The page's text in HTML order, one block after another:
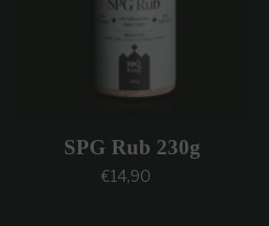
SPG Rub 230g
Prezzo regolare
€14,90